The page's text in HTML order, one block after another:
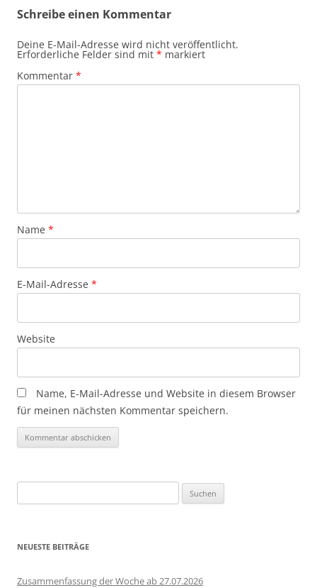
Schreibe einen Kommentar
Deine E-Mail-Adresse wird nicht veröffentlicht.
Erforderliche Felder sind mit * markiert
Kommentar *
Name *
E-Mail-Adresse *
Website
Name, E-Mail-Adresse und Website in diesem Browser
für meinen nächsten Kommentar speichern.
nach:
NEUESTE BEITRÄGE
Zusammenfassung der Woche ab 27.07.2026